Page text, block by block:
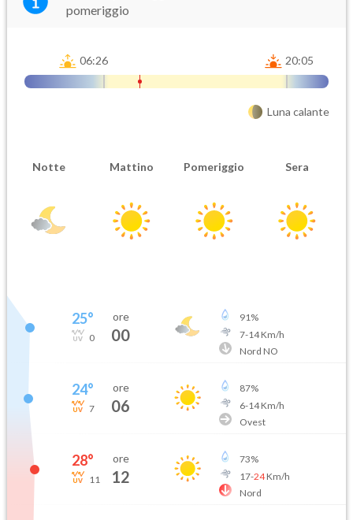
pomeriggio
06:26 20:05
Luna calante
Notte Mattino Pomeriggio Sera
25°
0
ore
00
91%
7-14Km/h
Nord NO
24°
7
ore
06
87%
6-14Km/h
Ovest
28°
11
ore
12
73%
17-24Km/h
Nord